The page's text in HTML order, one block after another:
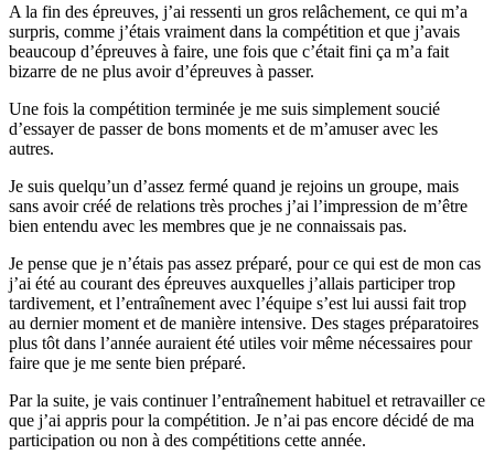
A la fin des épreuves, j’ai ressenti un gros relâchement, ce qui m’a
surpris, comme j’étais vraiment dans la compétition et que j’avais
beaucoup d’épreuves à faire, une fois que c’était fini ça m’a fait
bizarre de ne plus avoir d’épreuves à passer.
Une fois la compétition terminée je me suis simplement soucié
d’essayer de passer de bons moments et de m’amuser avec les
autres.
Je suis quelqu’un d’assez fermé quand je rejoins un groupe, mais
sans avoir créé de relations très proches j’ai l’impression de m’être
bien entendu avec les membres que je ne connaissais pas.
Je pense que je n’étais pas assez préparé, pour ce qui est de mon cas
j’ai été au courant des épreuves auxquelles j’allais participer trop
tardivement, et l’entraînement avec l’équipe s’est lui aussi fait trop
au dernier moment et de manière intensive. Des stages préparatoires
plus tôt dans l’année auraient été utiles voir même nécessaires pour
faire que je me sente bien préparé.
Par la suite, je vais continuer l’entraînement habituel et retravailler ce
que j’ai appris pour la compétition. Je n’ai pas encore décidé de ma
participation ou non à des compétitions cette année.